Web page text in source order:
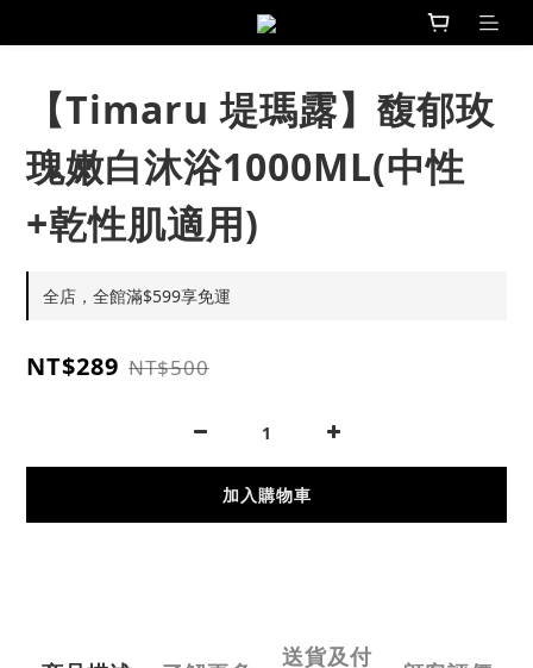
【Timaru 堤瑪露】馥郁玫
瑰嫩白沐浴1000ML(中性
+乾性肌適用)
全店，全館滿$599享免運
NT$289 NT$500
加入購物車
送貨及付